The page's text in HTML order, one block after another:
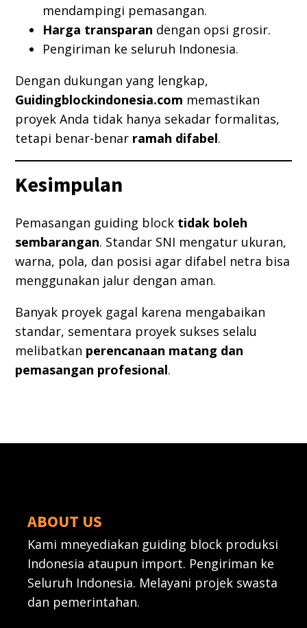
mendampingi pemasangan.
Harga transparan dengan opsi grosir.
Pengiriman ke seluruh Indonesia.
Dengan dukungan yang lengkap,
Guidingblockindonesia.com memastikan
proyek Anda tidak hanya sekadar formalitas,
tetapi benar-benar ramah difabel.
Kesimpulan
Pemasangan guiding block tidak boleh
sembarangan. Standar SNI mengatur ukuran,
warna, pola, dan posisi agar difabel netra bisa
menggunakan jalur dengan aman.
Banyak proyek gagal karena mengabaikan
standar, sementara proyek sukses selalu
melibatkan perencanaan matang dan
pemasangan profesional.
ABOUT US
Kami mneyediakan guiding block produksi
Indonesia ataupun import. Pengiriman ke
Seluruh Indonesia. Melayani projek swasta
dan pemerintahan.